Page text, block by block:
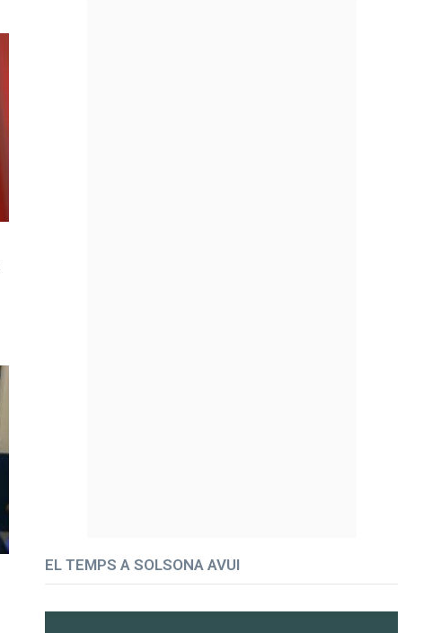
EL TEMPS A SOLSONA AVUI